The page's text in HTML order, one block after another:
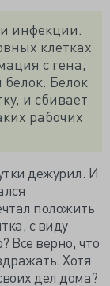
инфекции.
клетках
с гена,
Белок
и сбивает
рабочих
дежурил. И
положить
с виду
Все верно, что
Хотя
дел дома?